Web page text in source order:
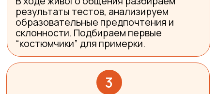
Занятие № 2 с подростком
(длительность: 1-1.15).
Делаем первые примерки отобранных
вариантов, по результатам которых
обсуждаем, что подходит больше для
дальнейших внешних проб -примерок.